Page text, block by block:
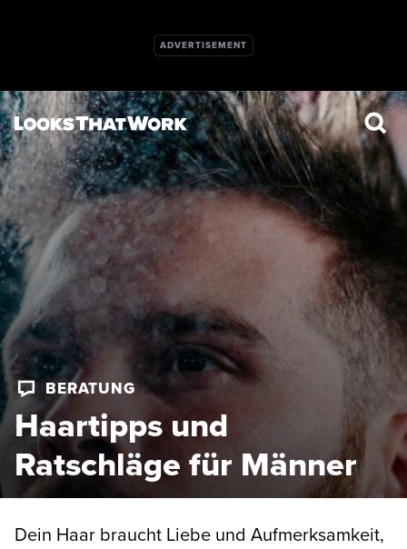
BERATUNG
Haartipps und
Ratschläge für Männer
Dein Haar braucht Liebe und Aufmerksamkeit,